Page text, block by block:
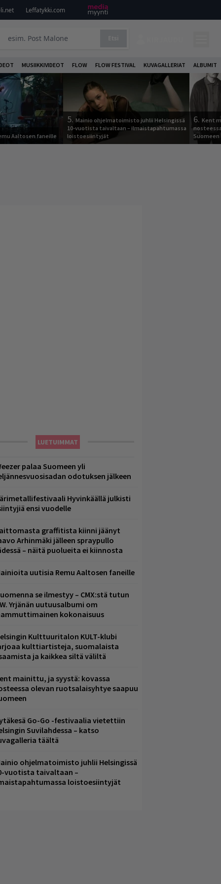
Leffatykki.com
MUSIIKKIVIDEOT FLOW FLOW FESTIVAL KUVAGALLERIAT ALBUMIT
Aaltosen faneille
5. Mainio ohjelmatoimisto juhlii Helsingissä
10-vuotista taivaltaan – ilmaistapahtumassa
loistoesiintyjät
6. Kent
Suomeen
LUETUIMMAT
palaa Suomeen yli
odotuksen jälkeen
Hyvinkäällä julkisti
ensi vuodelle
graffitista kiinni jäänyt
Arhinmäki jälleen spraypullo
– näitä puolueita ei kiinnosta
uutisia Remu Aaltosen faneille
se ilmestyy – CMX:stä tutun
Yrjänän uutuusalbumi om
kokonaisuus
Kulttuuritalon KULT-klubi
kulttiartisteja, suomalaista
ja kaikkea siltä väliltä
mainittu, ja syystä: kovassa
olevan ruotsalaisyhtye saapuu
Go-Go -festivaalia vietettiin
Suvilahdessa – katso
täältä
ohjelmatoimisto juhlii Helsingissä
vuotista taivaltaan –
loistoesiintyjät